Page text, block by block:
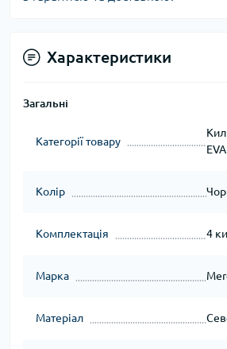
Характеристики
Загальні
Категорії товару
Колір
Комплектація 4
Марка
Матеріал